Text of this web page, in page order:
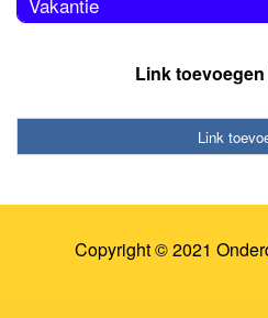
Link toevoegen
Link
Copyright © 2021